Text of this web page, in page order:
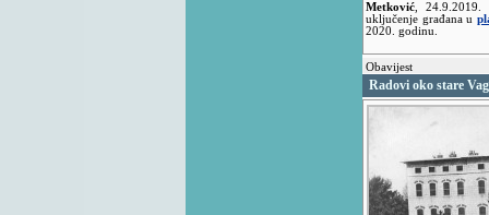
Metković 24.9.2019.
uključenje građana u
2020. godinu.
Obavijest
Radovi oko stare